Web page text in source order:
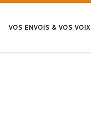
VOS ENVOIS & VOS VOIX